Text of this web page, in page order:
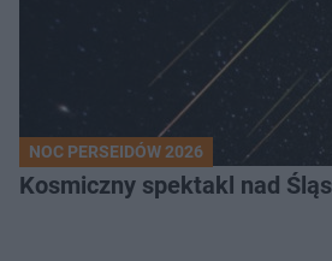
NOC PERSEIDÓW 2026
Kosmiczny spektakl nad